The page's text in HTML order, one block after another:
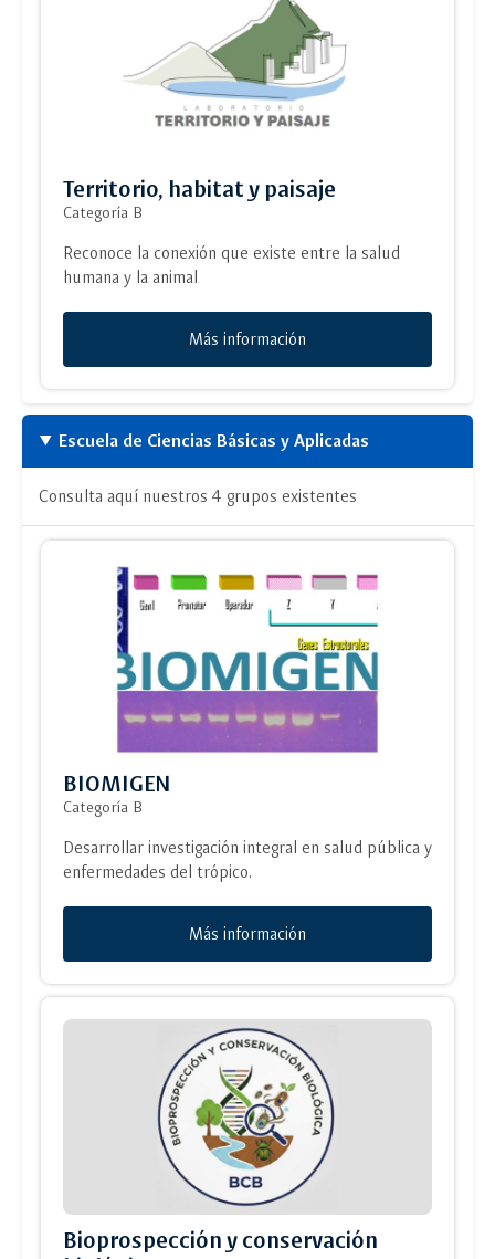
Territorio, habitat y paisaje
Categoría B
Reconoce la conexión que existe entre la salud
humana y la animal
Más información
Escuela de Ciencias Básicas y Aplicadas
Consulta aquí nuestros 4 grupos existentes
BIOMIGEN
Categoría B
Desarrollar investigación integral en salud pública y
enfermedades del trópico.
Más información
Bioprospección y conservación